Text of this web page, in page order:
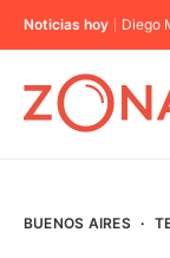
Noticias hoy Diego
BUENOS AIRES ·